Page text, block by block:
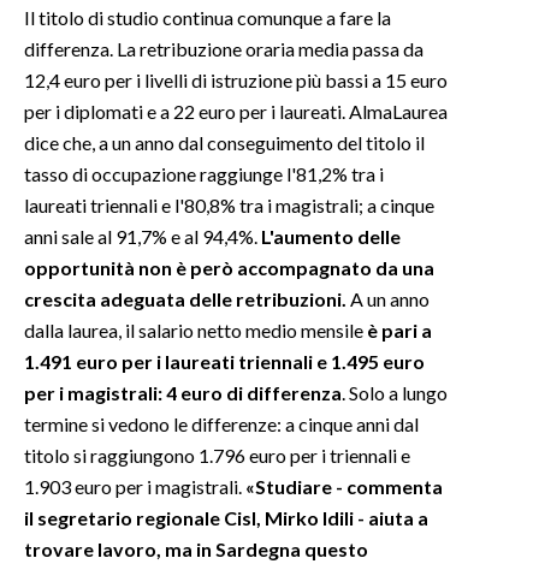
3 MINUTI CON
INSULARITÀ
INFO AZIENDE
ABBONATI
PUBBLICITÀ
SPIAGGE
STORE
Il titolo di studio continua comunque a fare la
differenza. La retribuzione oraria media passa da
12,4 euro per i livelli di istruzione più bassi a 15 euro
per i diplomati e a 22 euro per i laureati. AlmaLaurea
dice che, a un anno dal conseguimento del titolo il
tasso di occupazione raggiunge l'81,2% tra i
laureati triennali e l'80,8% tra i magistrali; a cinque
anni sale al 91,7% e al 94,4%. L'aumento delle
opportunità non è però accompagnato da una
crescita adeguata delle retribuzioni. A un anno
dalla laurea, il salario netto medio mensile è pari a
1.491 euro per i laureati triennali e 1.495 euro
per i magistrali: 4 euro di differenza . Solo a lungo
termine si vedono le differenze: a cinque anni dal
titolo si raggiungono 1.796 euro per i triennali e
1.903 euro per i magistrali. «Studiare - commenta
il segretario regionale Cisl, Mirko Idili - aiuta a
trovare lavoro, ma in Sardegna questo